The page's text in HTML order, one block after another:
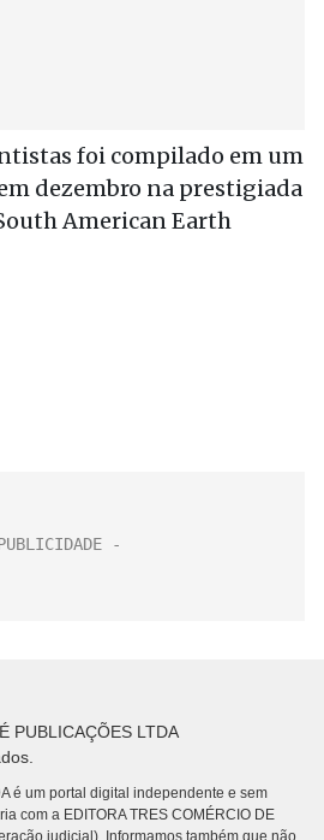
foi compilado em um
dezembro na prestigiada
American Earth
PUBLICAÇÕES LTDA
é um portal digital independente e sem
com a EDITORA TRES COMÉRCIO DE
judicial). Informamos também que não